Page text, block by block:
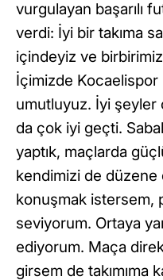
vurgulayan başarılı
verdi: İyi bir takıma
içindeyiz ve
İçimizde
umutluyuz. İyi şeyler
da çok iyi geçti.
yaptık, maçlarda
kendimizi de düzene
konuşmak istersem,
seviyorum. Ortaya
ediyorum. Maça
girsem de takımıma